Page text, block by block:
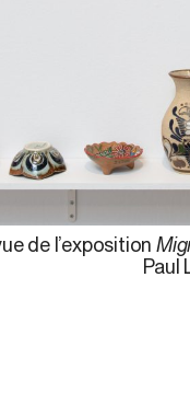
de l’exposition
Paul